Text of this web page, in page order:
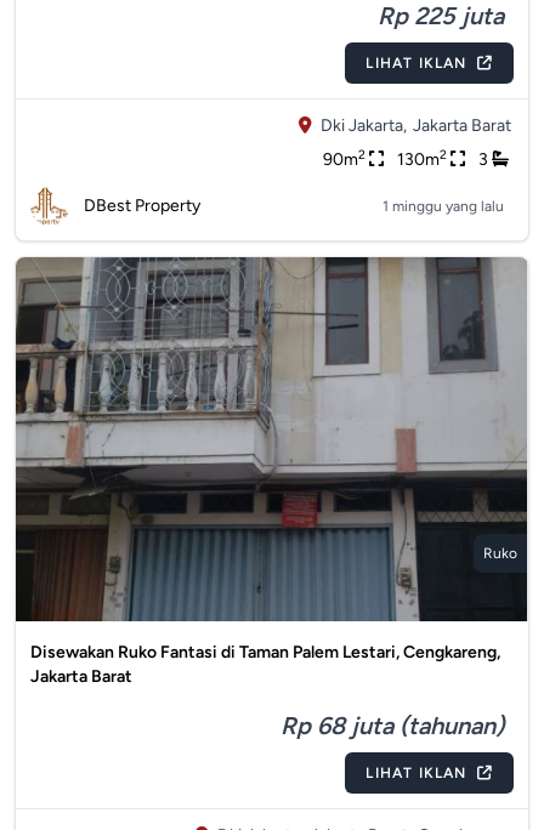
Rp 225 juta
LIHAT IKLAN
Dki Jakarta, Jakarta Barat
90m2 130m2 3
DBest Property 1 minggu yang lalu
Ruko
Disewakan Ruko Fantasi di Taman Palem Lestari, Cengkareng,
Jakarta Barat
Rp 68 juta (tahunan)
LIHAT IKLAN